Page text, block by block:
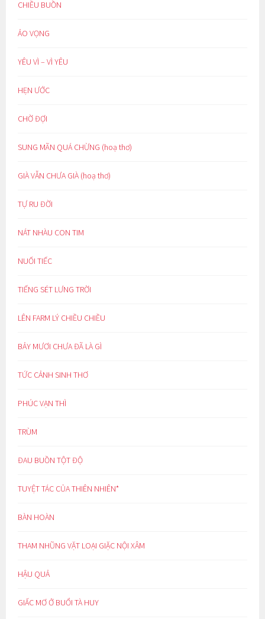
CHIỀU BUỒN
ẢO VỌNG
YÊU VÌ – VÌ YÊU
HẸN ƯỚC
CHỜ ĐỢI
SUNG MÃN QUÁ CHỪNG (hoạ thơ)
GIÀ VẪN CHƯA GIÀ (hoạ thơ)
TỰ RU ĐỜI
NÁT NHÀU CON TIM
NUỐI TIẾC
TIẾNG SÉT LƯNG TRỜI
LÊN FARM LÝ CHIỀU CHIỀU
BẢY MƯƠI CHƯA ĐÃ LÀ GÌ
TỨC CẢNH SINH THƠ
PHÚC VẠN THÌ
TRÙM
ĐAU BUỒN TỘT ĐỘ
TUYỆT TÁC CỦA THIÊN NHIÊN*
BÀN HOÀN
THAM NHŨNG VẶT LOẠI GIẶC NỘI XÂM
HẬU QUẢ
GIẤC MƠ Ở BUỔI TÀ HUY